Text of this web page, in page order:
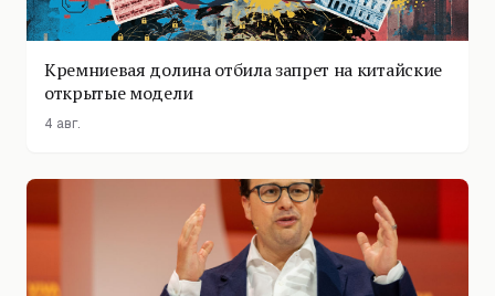
Кремниевая долина отбила запрет на китайские
открытые модели
4 авг.